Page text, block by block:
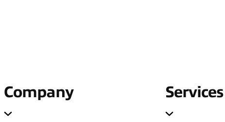
Company Services